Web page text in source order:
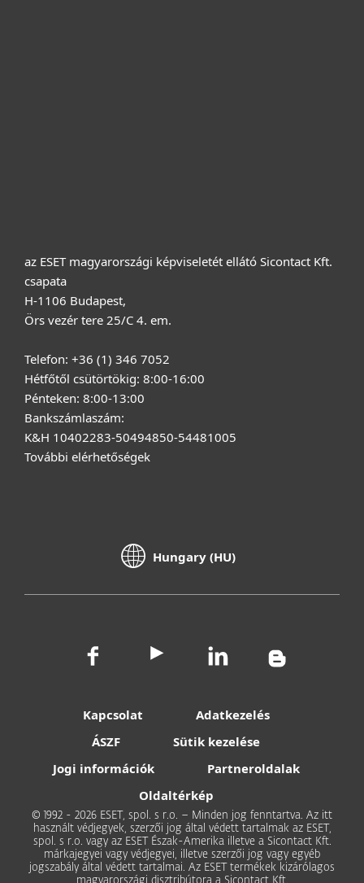
az ESET magyarországi képviseletét ellátó Sicontact Kft.
csapata
H-1106 Budapest,
Örs vezér tere 25/C 4. em.
Telefon: +36 (1) 346 7052
Hétfőtől csütörtökig: 8:00-16:00
Pénteken: 8:00-13:00
Bankszámlaszám:
K&H 10402283-50494850-54481005
További elérhetőségek
Hungary (HU)
Kapcsolat
Adatkezelés
ÁSZF
Sütik kezelése
Jogi információk
Partneroldalak
Oldaltérkép
© 1992 - 2026 ESET, spol. s r.o. – Minden jog fenntartva. Az itt
használt védjegyek, szerzői jog által védett tartalmak az ESET,
spol. s r.o. vagy az ESET Észak-Amerika illetve a Sicontact Kft.
márkajegyei vagy védjegyei, illetve szerzői jog vagy egyéb
jogszabály által védett tartalmai. Az ESET termékek kizárólagos